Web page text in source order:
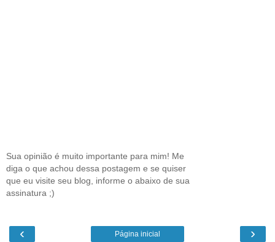
Sua opinião é muito importante para mim! Me
diga o que achou dessa postagem e se quiser
que eu visite seu blog, informe o abaixo de sua
assinatura ;)
‹ ›
Página inicial